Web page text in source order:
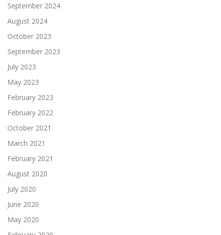
September 2024
August 2024
October 2023
September 2023
July 2023
May 2023
February 2023
February 2022
October 2021
March 2021
February 2021
August 2020
July 2020
June 2020
May 2020